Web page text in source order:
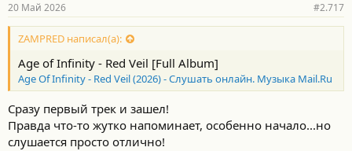
н
о
с
и
:
20 Май 2026 #2.717
ZAMPRED написал(а):
Age of Infinity - Red Veil [Full Album]
Age Of Infinity - Red Veil (2026) - Слушать онлайн. Музыка Mail.Ru
Cразу первый трек и зашел!
Правда что-то жутко напоминает, особенно начало...но
слушается просто отлично!